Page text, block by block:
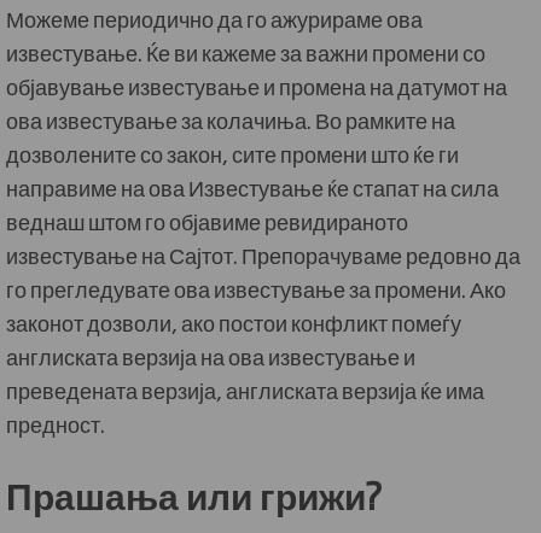
Можеме периодично да го ажурираме ова
известување. Ќе ви кажеме за важни промени со
објавување известување и промена на датумот на
ова известување за колачиња. Во рамките на
дозволените со закон, сите промени што ќе ги
направиме на ова Известување ќе стапат на сила
веднаш штом го објавиме ревидираното
известување на Сајтот. Препорачуваме редовно да
го прегледувате ова известување за промени. Ако
законот дозволи, ако постои конфликт помеѓу
англиската верзија на ова известување и
преведената верзија, англиската верзија ќе има
предност.
Прашања или грижи?